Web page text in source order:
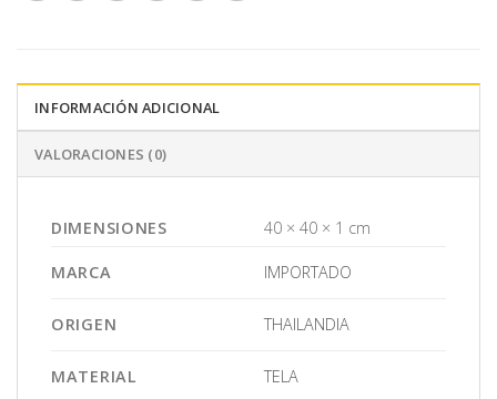
INFORMACIÓN ADICIONAL
VALORACIONES (0)
DIMENSIONES 40 × 40 × 1 cm
MARCA IMPORTADO
ORIGEN THAILANDIA
MATERIAL TELA